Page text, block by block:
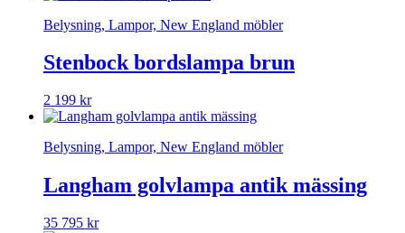
Belysning, Lampor, New England möbler
Stenbock bordslampa brun
2 199 kr
Belysning, Lampor, New England möbler
Langham golvlampa antik mässing
35 795 kr